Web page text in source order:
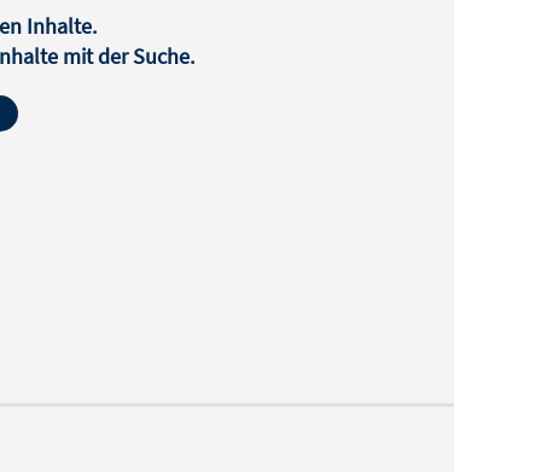
Inhalte.
mit der Suche.